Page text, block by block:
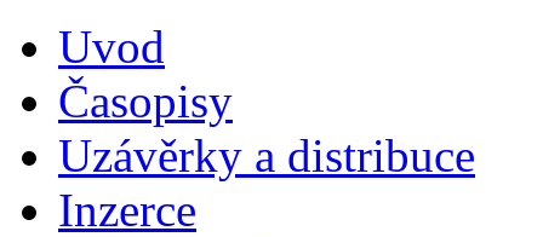
Uvod
Časopisy
Uzávěrky a distribuce
Inzerce